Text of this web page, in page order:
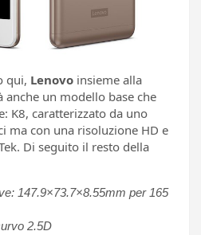
qui, Lenovo insieme alla
anche un modello base che
K8, caratterizzato da uno
ma con una risoluzione HD e
Di seguito il resto della
147.9×73.7×8.55mm per 165
2.5D